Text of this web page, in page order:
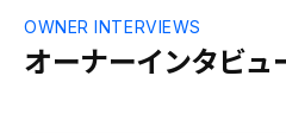
与えかねないので気を付けた方
います。ただ、総論としては誠
受けており、今回購入させてい
オーナーインタビュ
OWNER INTERVIEWS